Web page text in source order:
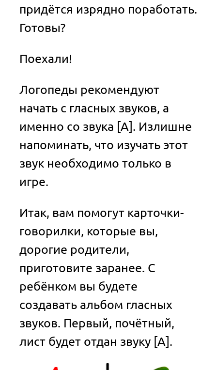
придётся изрядно поработать.
Готовы?
Поехали!
Логопеды рекомендуют
начать с гласных звуков, а
именно со звука [А]. Излишне
напоминать, что изучать этот
звук необходимо только в
игре.
Итак, вам помогут карточки-
говорилки, которые вы,
дорогие родители,
приготовите заранее. С
ребёнком вы будете
создавать альбом гласных
звуков. Первый, почётный,
лист будет отдан звуку [А].